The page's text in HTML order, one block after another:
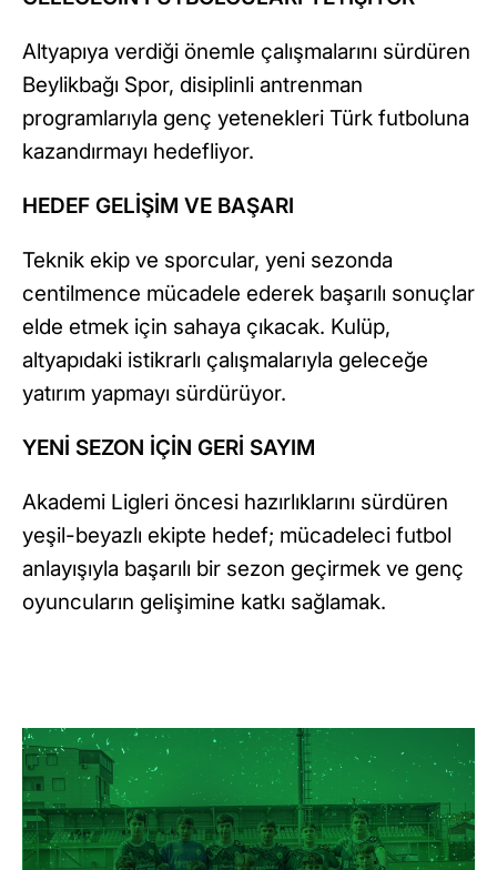
Altyapıya verdiği önemle çalışmalarını sürdüren
Beylikbağı Spor, disiplinli antrenman
programlarıyla genç yetenekleri Türk futboluna
kazandırmayı hedefliyor.
HEDEF GELİŞİM VE BAŞARI
Teknik ekip ve sporcular, yeni sezonda
centilmence mücadele ederek başarılı sonuçlar
elde etmek için sahaya çıkacak. Kulüp,
altyapıdaki istikrarlı çalışmalarıyla geleceğe
yatırım yapmayı sürdürüyor.
YENİ SEZON İÇİN GERİ SAYIM
Akademi Ligleri öncesi hazırlıklarını sürdüren
yeşil-beyazlı ekipte hedef; mücadeleci futbol
anlayışıyla başarılı bir sezon geçirmek ve genç
oyuncuların gelişimine katkı sağlamak.